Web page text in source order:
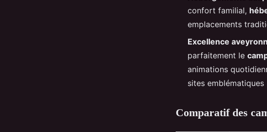
confort familial,
emplacements
Excellence
parfaitement le
animations
sites emblématiques
Comparatif des